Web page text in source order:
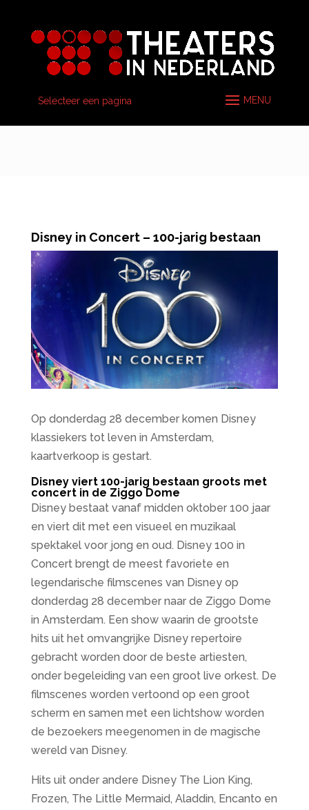
Selecteer een pagina
Disney in Concert – 100-jarig bestaan
Op donderdag 28 december komen Disney
klassiekers tot leven in Amsterdam,
kaartverkoop is gestart.
Disney viert 100-jarig bestaan groots met
concert in de Ziggo Dome
Disney bestaat vanaf midden oktober 100 jaar
en viert dit met een visueel en muzikaal
spektakel voor jong en oud. Disney 100 in
Concert brengt de meest favoriete en
legendarische filmscenes van Disney op
donderdag 28 december naar de Ziggo Dome
in Amsterdam. Een show waarin de grootste
hits uit het omvangrijke Disney repertoire
gebracht worden door de beste artiesten,
onder begeleiding van een groot live orkest. De
filmscenes worden vertoond op een groot
scherm en samen met een lichtshow worden
de bezoekers meegenomen in de magische
wereld van Disney.
Hits uit onder andere Disney The Lion King,
Frozen, The Little Mermaid, Aladdin, Encanto en